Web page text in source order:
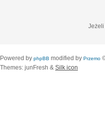
Jeżeli
Powered by phpBB modified by Przemo
Themes: junFresh & Silk icon